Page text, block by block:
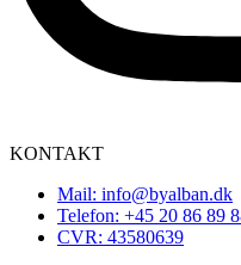
KONTAKT
Mail: info@byalban.dk
Telefon: +45 20 86 89
CVR: 43580639